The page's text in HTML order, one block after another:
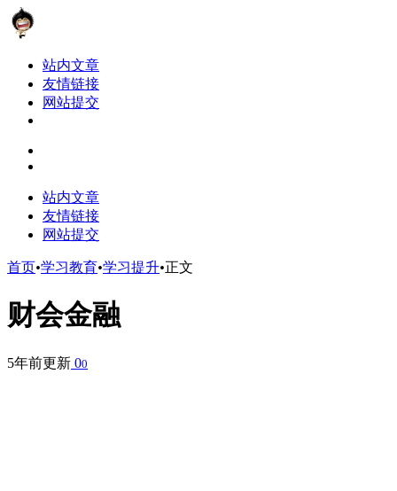
站内文章
友情链接
网站提交
站内文章
友情链接
网站提交
首页•学习教育•学习提升•正文
财会金融
5年前更新 00